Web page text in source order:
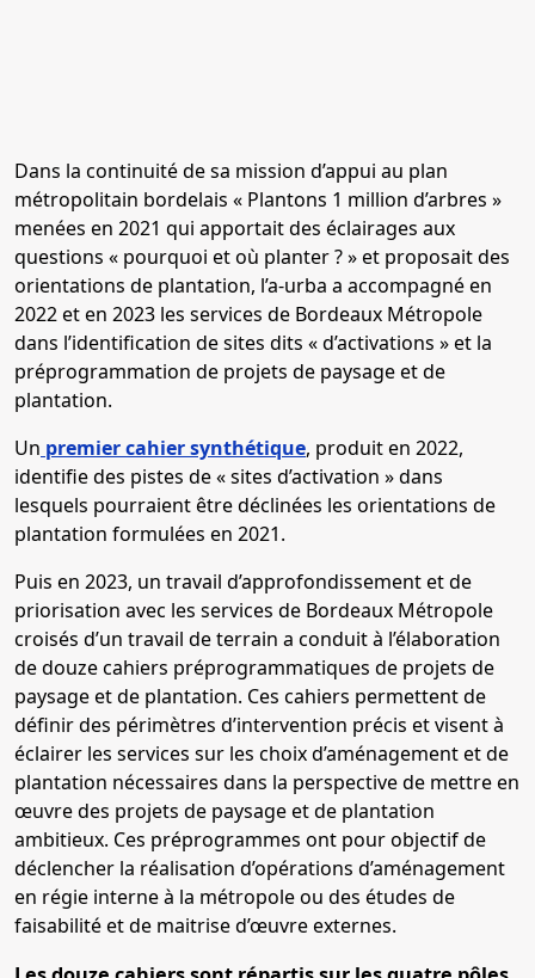
Dans la continuité de sa mission d’appui au plan
métropolitain bordelais « Plantons 1 million d’arbres »
menées en 2021 qui apportait des éclairages aux
questions « pourquoi et où planter ? » et proposait des
orientations de plantation, l’a-urba a accompagné en
2022 et en 2023 les services de Bordeaux Métropole
dans l’identification de sites dits « d’activations » et la
préprogrammation de projets de paysage et de
plantation.
Un premier cahier synthétique, produit en 2022,
identifie des pistes de « sites d’activation » dans
lesquels pourraient être déclinées les orientations de
plantation formulées en 2021.
Puis en 2023, un travail d’approfondissement et de
priorisation avec les services de Bordeaux Métropole
croisés d’un travail de terrain a conduit à l’élaboration
de douze cahiers préprogrammatiques de projets de
paysage et de plantation. Ces cahiers permettent de
définir des périmètres d’intervention précis et visent à
éclairer les services sur les choix d’aménagement et de
plantation nécessaires dans la perspective de mettre en
œuvre des projets de paysage et de plantation
ambitieux. Ces préprogrammes ont pour objectif de
déclencher la réalisation d’opérations d’aménagement
en régie interne à la métropole ou des études de
faisabilité et de maitrise d’œuvre externes.